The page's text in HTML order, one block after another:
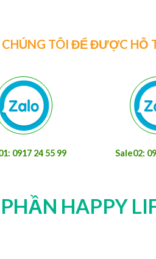
TÔI ĐỂ ĐƯỢC HỖ
0917 24 55 99 Sale02:
HAPPY